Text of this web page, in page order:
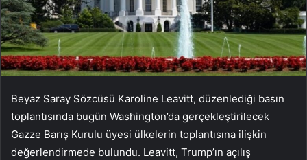
Beyaz Saray Sözcüsü Karoline Leavitt, düzenlediği basın
toplantısında bugün Washington’da gerçekleştirilecek
Gazze Barış Kurulu üyesi ülkelerin toplantısına ilişkin
değerlendirmede bulundu. Leavitt, Trump’ın açılış